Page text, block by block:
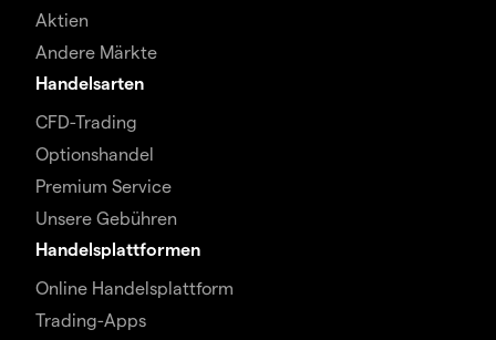
Aktien
Andere Märkte
Handelsarten
CFD-Trading
Optionshandel
Premium Service
Unsere Gebühren
Handelsplattformen
Online Handelsplattform
Trading-Apps